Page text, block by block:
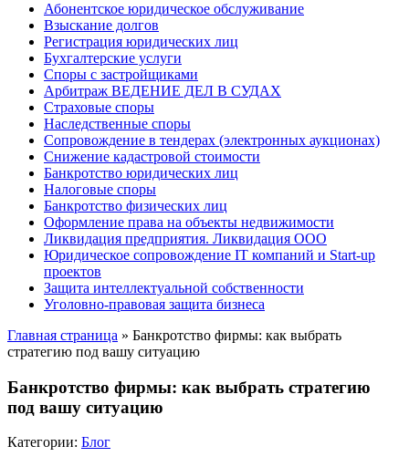
Абонентское юридическое обслуживание
Взыскание долгов
Регистрация юридических лиц
Бухгалтерские услуги
Споры с застройщиками
Арбитраж ВЕДЕНИЕ ДЕЛ В СУДАХ
Страховые споры
Наследственные споры
Сопровождение в тендерах (электронных аукционах)
Снижение кадастровой стоимости
Банкротство юридических лиц
Налоговые споры
Банкротство физических лиц
Оформление права на объекты недвижимости
Ликвидация предприятия. Ликвидация ООО
Юридическое сопровождение IT компаний и Start-up
проектов
Защита интеллектуальной собственности
Уголовно-правовая защита бизнеса
Главная страница » Банкротство фирмы: как выбрать
стратегию под вашу ситуацию
Банкротство фирмы: как выбрать стратегию
под вашу ситуацию
Категории: Блог